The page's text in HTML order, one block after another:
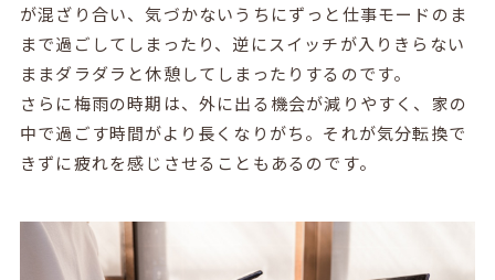
が混ざり合い、気づかないうちにずっと仕事モードのま
まで過ごしてしまったり、逆にスイッチが入りきらない
ままダラダラと休憩してしまったりするのです。
さらに梅雨の時期は、外に出る機会が減りやすく、家の
中で過ごす時間がより長くなりがち。それが気分転換で
きずに疲れを感じさせることもあるのです。